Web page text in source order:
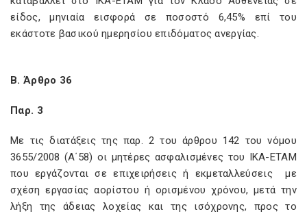
είδος, μηνιαία εισφορά σε ποσοστό 6,45% επί του
εκάστοτε βασικού ημερησίου επιδόματος ανεργίας.
Β. Άρθρο 36
Παρ. 3
Με τις διατάξεις της παρ. 2 του άρθρου 142 του νόμου
3655/2008 (Α΄58) οι μητέρες ασφαλισμένες του ΙΚΑ-ΕΤΑΜ
που εργάζονται σε επιχειρήσεις ή εκμεταλλεύσεις με
σχέση εργασίας αορίστου ή ορισμένου χρόνου, μετά την
λήξη της άδειας λοχείας και της ισόχρονης, προς το